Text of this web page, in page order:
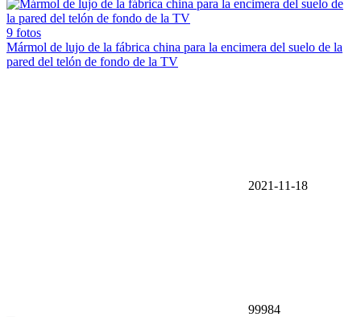
9 fotos
Mármol de lujo de la fábrica china para la encimera del suelo de la
pared del telón de fondo de la TV
2021-11-18
99984